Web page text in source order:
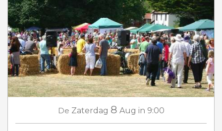
De Zaterdag 8 Aug in 9:00